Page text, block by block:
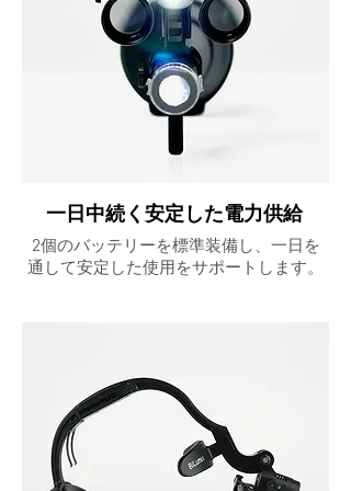
一日中続く安定した電力供給
2個のバッテリーを標準装備し、一日を
通して安定した使用をサポートします。